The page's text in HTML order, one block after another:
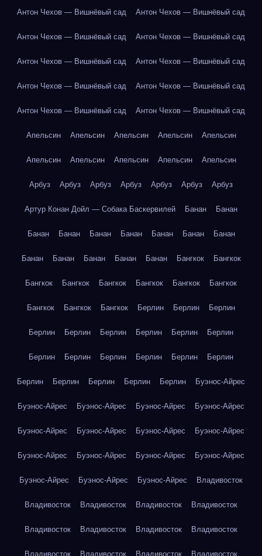
Антон Чехов — Вишнёвый сад Антон Чехов — Вишнёвый сад
Антон Чехов — Вишнёвый сад Антон Чехов — Вишнёвый сад
Антон Чехов — Вишнёвый сад Антон Чехов — Вишнёвый сад
Антон Чехов — Вишнёвый сад Антон Чехов — Вишнёвый сад
Антон Чехов — Вишнёвый сад Антон Чехов — Вишнёвый сад
Апельсин Апельсин Апельсин Апельсин Апельсин
Апельсин Апельсин Апельсин Апельсин Апельсин
Арбуз Арбуз Арбуз Арбуз Арбуз Арбуз Арбуз
Артур Конан Дойл — Собака Баскервилей Банан Банан
Банан Банан Банан Банан Банан Банан Банан
Банан Банан Банан Банан Банан Бангкок Бангкок
Бангкок Бангкок Бангкок Бангкок Бангкок Бангкок
Бангкок Бангкок Бангкок Берлин Берлин Берлин
Берлин Берлин Берлин Берлин Берлин Берлин
Берлин Берлин Берлин Берлин Берлин Берлин
Берлин Берлин Берлин Берлин Берлин Буэнос-Айрес
Буэнос-Айрес Буэнос-Айрес Буэнос-Айрес Буэнос-Айрес
Буэнос-Айрес Буэнос-Айрес Буэнос-Айрес Буэнос-Айрес
Буэнос-Айрес Буэнос-Айрес Буэнос-Айрес Буэнос-Айрес
Буэнос-Айрес Буэнос-Айрес Буэнос-Айрес Владивосток
Владивосток Владивосток Владивосток Владивосток
Владивосток Владивосток Владивосток Владивосток
Владивосток Владивосток Владивосток Владивосток